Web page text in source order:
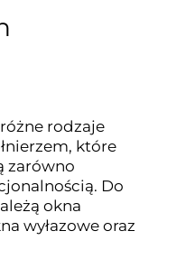
rodzaje
które
zarówno
Do
okna
wyłazowe oraz